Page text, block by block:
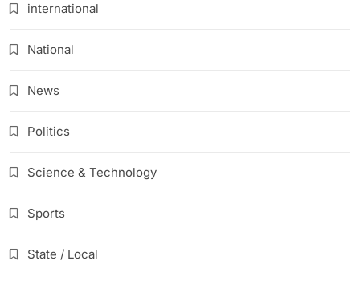
international
National
News
Politics
Science & Technology
Sports
State / Local